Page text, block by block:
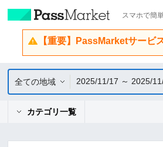
スマホで簡
【重要】PassMarketサービ
全ての地域 2025/11/17 ～ 2025/
カテゴリ一覧